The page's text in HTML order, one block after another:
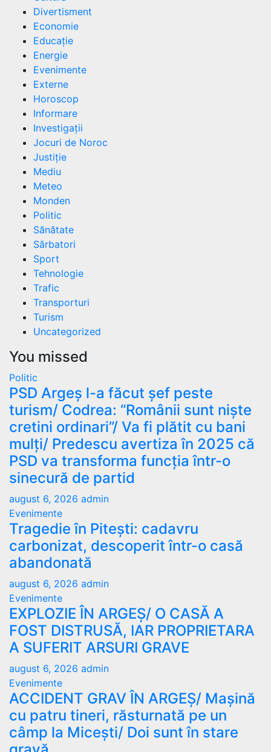
Divertisment
Economie
Educație
Energie
Evenimente
Externe
Horoscop
Informare
Investigații
Jocuri de Noroc
Justiție
Mediu
Meteo
Monden
Politic
Sănătate
Sărbatori
Sport
Tehnologie
Trafic
Transporturi
Turism
Uncategorized
You missed
Politic
PSD Argeș l-a făcut șef peste
turism/ Codrea: “Românii sunt niște
cretini ordinari”/ Va fi plătit cu bani
mulți/ Predescu avertiza în 2025 că
PSD va transforma funcția într-o
sinecură de partid
august 6, 2026 admin
Evenimente
Tragedie în Pitești: cadavru
carbonizat, descoperit într-o casă
abandonată
august 6, 2026 admin
Evenimente
EXPLOZIE ÎN ARGEȘ/ O CASĂ A
FOST DISTRUSĂ, IAR PROPRIETARA
A SUFERIT ARSURI GRAVE
august 6, 2026 admin
Evenimente
ACCIDENT GRAV ÎN ARGEȘ/ Mașină
cu patru tineri, răsturnată pe un
câmp la Micești/ Doi sunt în stare